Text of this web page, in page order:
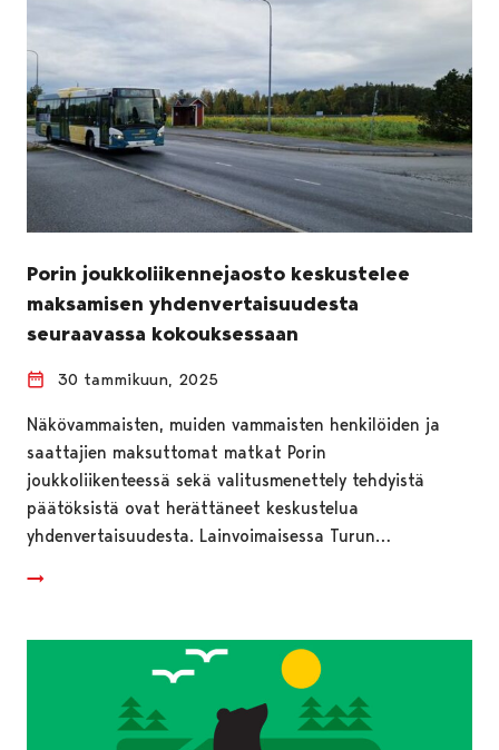
Porin joukkoliikennejaosto keskustelee
maksamisen yhdenvertaisuudesta
seuraavassa kokouksessaan
30 tammikuun, 2025
Näkövammaisten, muiden vammaisten henkilöiden ja
saattajien maksuttomat matkat Porin
joukkoliikenteessä sekä valitusmenettely tehdyistä
päätöksistä ovat herättäneet keskustelua
yhdenvertaisuudesta. Lainvoimaisessa Turun…